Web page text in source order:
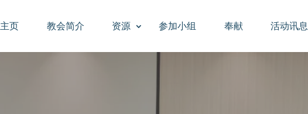
主页 教会简介 资源 参加小组 奉献 活动讯息